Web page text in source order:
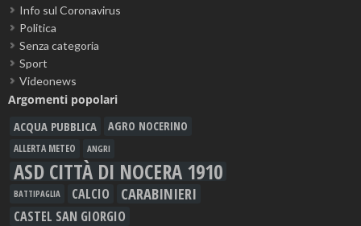
Info sul Coronavirus
Politica
Senza categoria
Sport
Videonews
Argomenti popolari
ACQUA PUBBLICA AGRO NOCERINO
ALLERTA METEO ANGRI
ASD CITTÀ DI NOCERA 1910
BATTIPAGLIA CALCIO CARABINIERI
CASTEL SAN GIORGIO